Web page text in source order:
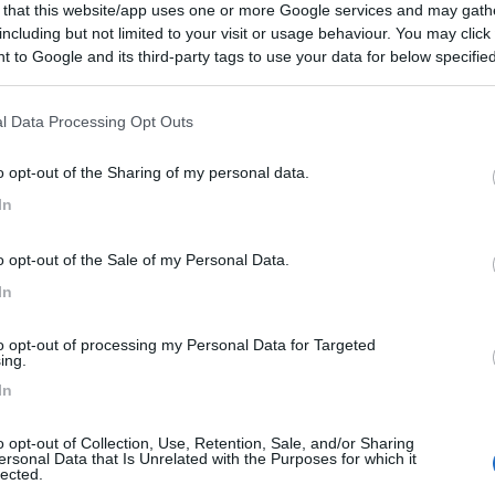
that this website/app uses one or more Google services and may
but not limited to your visit or usage behaviour. You may
to Google and its third-party tags to use your data for below
Data Processing Opt Outs
opt-out of the Sharing of my personal data.
opt-out of the Sale of my Personal Data.
opt-out of processing my Personal Data for Targeted
opt-out of Collection, Use, Retention, Sale, and/or Sharing
Data that Is Unrelated with the Purposes for which it
Area Sosta Camper Orobie
Ardesio(BG)
Ardesio si blocca
sua forma e attestante verità) è da intendersi come goliardico